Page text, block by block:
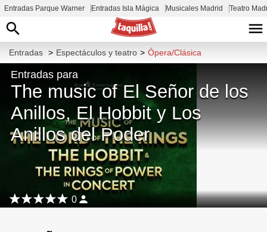
Entradas Parque Warner Entradas Isla Mágica Musicales Madrid Teatro
Entradas > Espectáculos y teatro > Ópera/Clásica
Entradas para
The music of El Señor de los
Anillos, El Hobbit y Los
Anillos del Poder
0